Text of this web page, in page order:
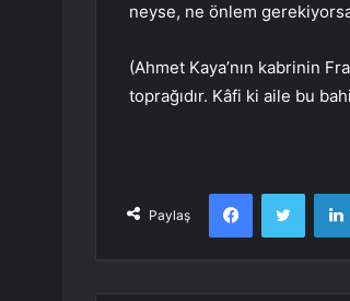
neyse, ne önlem
(Ahmet Kaya’nın kabrinin
toprağıdır. Kâfi ki aile bu
Paylaş
Facebook